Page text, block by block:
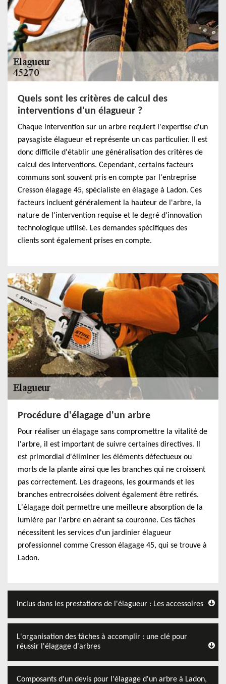
Quels sont les critères de calcul des
interventions d'un élagueur ?
Chaque intervention sur un arbre requiert l'expertise d'un
paysagiste élagueur et représente un cas particulier. Il est
donc difficile d'établir une généralisation des critères de
calcul des interventions. Cependant, certains facteurs
communs sont souvent pris en compte par l'entreprise
Cresson élagage 45, spécialiste en élagage à Ladon. Ces
facteurs incluent généralement la hauteur de l'arbre, la
nature de l'intervention requise et le degré d'innovation
technologique utilisé. Les demandes spécifiques des
clients sont également prises en compte.
Procédure d'élagage d'un arbre
Pour réaliser un élagage sans compromettre la vitalité de
l'arbre, il est important de suivre certaines directives. Il
est primordial d'éliminer les éléments défectueux ou
morts de la plante ainsi que les branches qui ne croissent
pas correctement. Les drageons, les gourmands et les
branches entrecroisées doivent également être retirés.
L'élagage doit permettre une meilleure absorption de la
lumière par l'arbre en aérant sa couronne. Ces tâches
nécessitent les services d'un jardinier élagueur
professionnel comme Cresson élagage 45, qui se trouve à
Ladon.
Inclus dans les prestations de l'élagueur : Les accessoires
L'organisation des tâches à accomplir : une clé pour
réussir l'élagage d'arbres
Composants d'un devis pour l'élagage d'un arbre à Ladon,